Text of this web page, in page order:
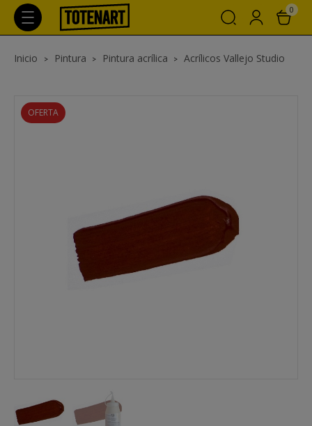
0
Inicio Pintura Pintura acrílica Acrílicos Vallejo Studio
OFERTA